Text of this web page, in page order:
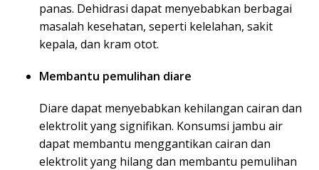
panas. Dehidrasi dapat menyebabkan berbagai
masalah kesehatan, seperti kelelahan, sakit
kepala, dan kram otot.
Membantu pemulihan diare
Diare dapat menyebabkan kehilangan cairan dan
elektrolit yang signifikan. Konsumsi jambu air
dapat membantu menggantikan cairan dan
elektrolit yang hilang dan membantu pemulihan